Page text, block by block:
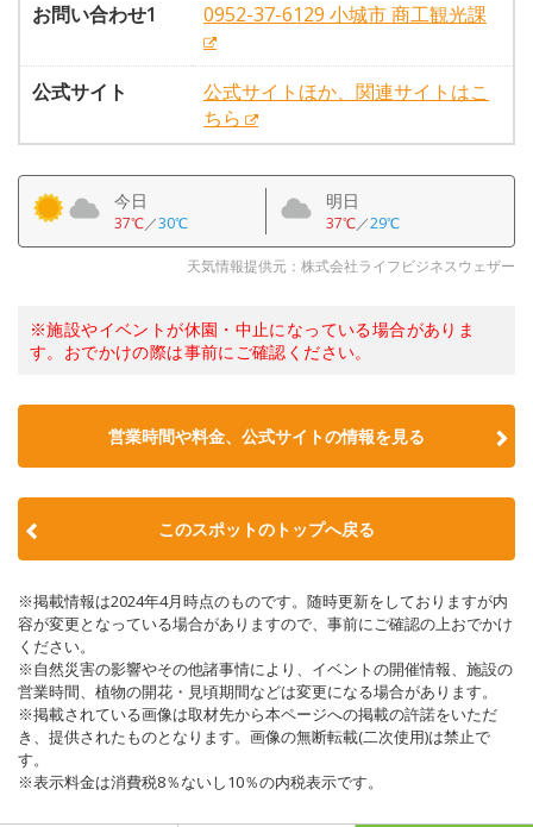
お問い合わせ1
0952-37-6129 小城市 商工観光課
公式サイト
公式サイトほか、関連サイトはこ
ちら
今日
37℃／30℃
明日
37℃／29℃
天気情報提供元：株式会社ライフビジネスウェザー
※施設やイベントが休園・中止になっている場合がありま
す。おでかけの際は事前にご確認ください。
営業時間や料金、公式サイトの情報を見る
このスポットのトップへ戻る
※掲載情報は2024年4月時点のものです。随時更新をしておりますが内
容が変更となっている場合がありますので、事前にご確認の上おでかけ
ください。
※自然災害の影響やその他諸事情により、イベントの開催情報、施設の
営業時間、植物の開花・見頃期間などは変更になる場合があります。
※掲載されている画像は取材先から本ページへの掲載の許諾をいただ
き、提供されたものとなります。画像の無断転載(二次使用)は禁止で
す。
※表示料金は消費税8％ないし10％の内税表示です。